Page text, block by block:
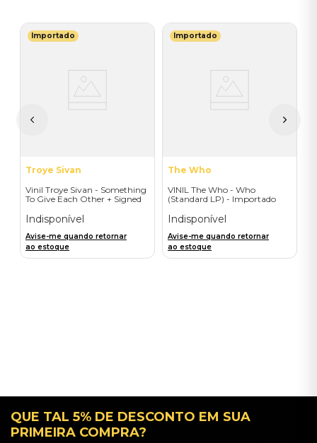
Importado
Troye Sivan
Vinil Troye Sivan - Something
To Give Each Other + Signed
Indisponível
Avise-me quando retornar
ao estoque
Importado
The Who
VINIL The Who - Who
(Standard LP) - Importado
Indisponível
Avise-me quando retornar
ao estoque
QUE TAL 5% DE DESCONTO EM SUA
PRIMEIRA COMPRA?